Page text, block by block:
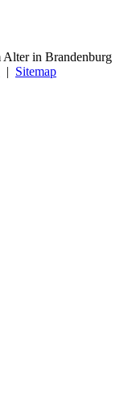
| Sitemap